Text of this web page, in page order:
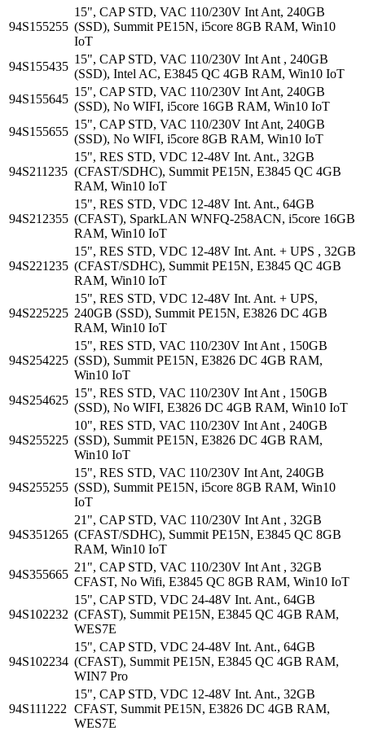
94S155255
15", CAP STD, VAC 110/230V Int Ant, 240GB
(SSD), Summit PE15N, i5core 8GB RAM, Win10
IoT
94S155435
15", CAP STD, VAC 110/230V Int Ant , 240GB
(SSD), Intel AC, E3845 QC 4GB RAM, Win10 IoT
94S155645
15", CAP STD, VAC 110/230V Int Ant, 240GB
(SSD), No WIFI, i5core 16GB RAM, Win10 IoT
94S155655
15", CAP STD, VAC 110/230V Int Ant, 240GB
(SSD), No WIFI, i5core 8GB RAM, Win10 IoT
94S211235
15", RES STD, VDC 12-48V Int. Ant., 32GB
(CFAST/SDHC), Summit PE15N, E3845 QC 4GB
RAM, Win10 IoT
94S212355
15", RES STD, VDC 12-48V Int. Ant., 64GB
(CFAST), SparkLAN WNFQ-258ACN, i5core 16GB
RAM, Win10 IoT
94S221235
15", RES STD, VDC 12-48V Int. Ant. + UPS , 32GB
(CFAST/SDHC), Summit PE15N, E3845 QC 4GB
RAM, Win10 IoT
94S225225
15", RES STD, VDC 12-48V Int. Ant. + UPS,
240GB (SSD), Summit PE15N, E3826 DC 4GB
RAM, Win10 IoT
94S254225
15", RES STD, VAC 110/230V Int Ant , 150GB
(SSD), Summit PE15N, E3826 DC 4GB RAM,
Win10 IoT
94S254625
15", RES STD, VAC 110/230V Int Ant , 150GB
(SSD), No WIFI, E3826 DC 4GB RAM, Win10 IoT
94S255225
10", RES STD, VAC 110/230V Int Ant , 240GB
(SSD), Summit PE15N, E3826 DC 4GB RAM,
Win10 IoT
94S255255
15", RES STD, VAC 110/230V Int Ant, 240GB
(SSD), Summit PE15N, i5core 8GB RAM, Win10
IoT
94S351265
21", CAP STD, VAC 110/230V Int Ant , 32GB
(CFAST/SDHC), Summit PE15N, E3845 QC 8GB
RAM, Win10 IoT
94S355665
21", CAP STD, VAC 110/230V Int Ant , 32GB
CFAST, No Wifi, E3845 QC 8GB RAM, Win10 IoT
94S102232
15", CAP STD, VDC 24-48V Int. Ant., 64GB
(CFAST), Summit PE15N, E3845 QC 4GB RAM,
WES7E
94S102234
15", CAP STD, VDC 24-48V Int. Ant., 64GB
(CFAST), Summit PE15N, E3845 QC 4GB RAM,
WIN7 Pro
94S111222
15", CAP STD, VDC 12-48V Int. Ant., 32GB
CFAST, Summit PE15N, E3826 DC 4GB RAM,
WES7E